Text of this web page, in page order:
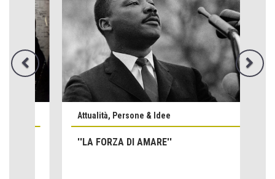
Attualità, Persone & Idee
''LA FORZA DI AMARE''